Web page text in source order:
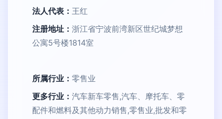
法人代表： 王红
注册地址： 浙江省宁波前湾新区世纪城梦想
公寓5号楼1814室
所属行业： 零售业
更多行业： 汽车新车零售,汽车、摩托车、零
配件和燃料及其他动力销售,零售业,批发和零